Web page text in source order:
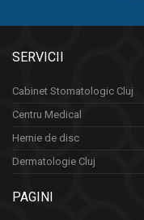
SERVICII
Cabinet Stomatologic Cluj
Centru Medical
Hernie de disc
Dermatologie Cluj
PAGINI